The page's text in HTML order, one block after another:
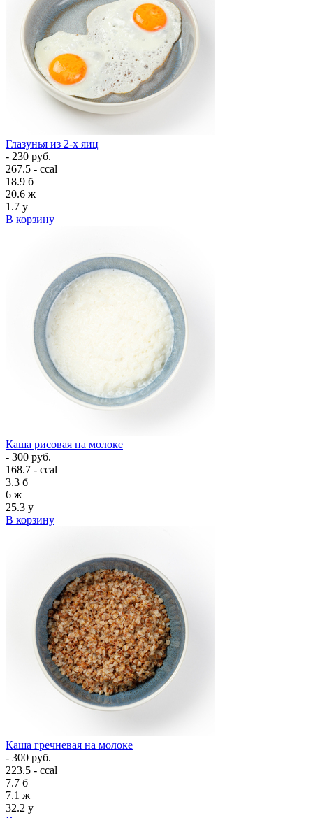
Глазунья из 2-х яиц
- 230 руб.
267.5 - ccal
18.9 б
20.6 ж
1.7 у
В корзину
Каша рисовая на молоке
- 300 руб.
168.7 - ccal
3.3 б
6 ж
25.3 у
В корзину
Каша гречневая на молоке
- 300 руб.
223.5 - ccal
7.7 б
7.1 ж
32.2 у